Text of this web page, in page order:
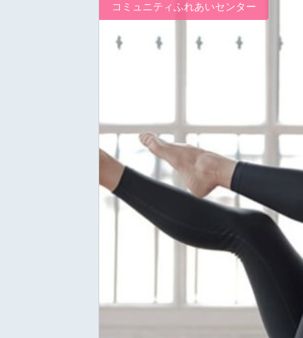
コミュニティふれあいセンター